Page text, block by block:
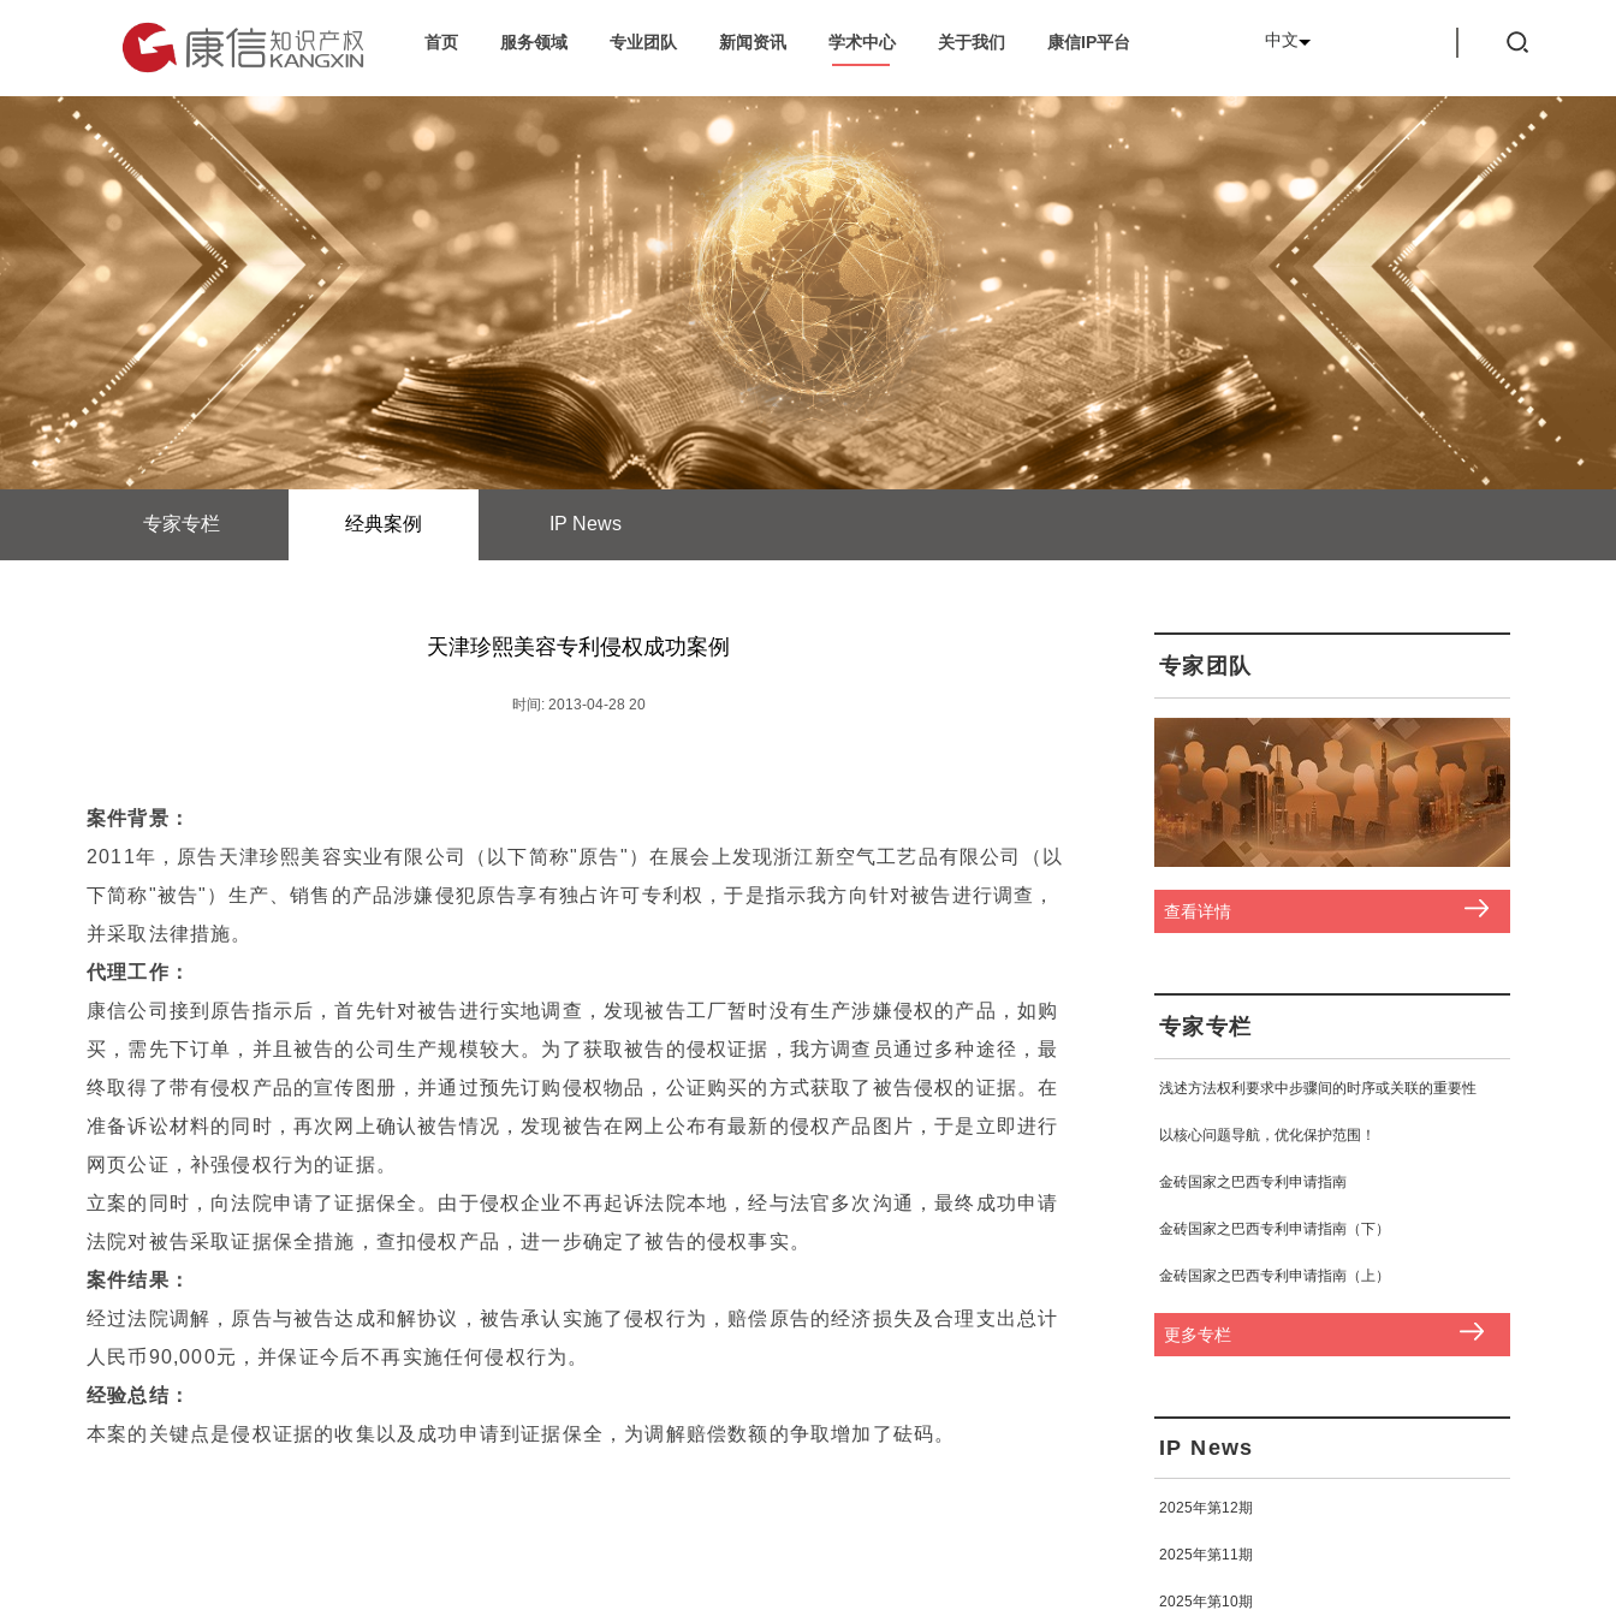
首页 服务领域 专业团队 新闻资讯 学术中心 关于我们 康信IP平台 中文
专家专栏 经典案例 IP News
天津珍熙美容专利侵权成功案例
时间: 2013-04-28 20
案件背景：
2011年，原告天津珍熙美容实业有限公司（以下简称"原告"）在展会上发现浙江新空气工艺品有限公司（以
下简称"被告"）生产、销售的产品涉嫌侵犯原告享有独占许可专利权，于是指示我方向针对被告进行调查，
并采取法律措施。
代理工作：
康信公司接到原告指示后，首先针对被告进行实地调查，发现被告工厂暂时没有生产涉嫌侵权的产品，如购
买，需先下订单，并且被告的公司生产规模较大。为了获取被告的侵权证据，我方调查员通过多种途径，最
终取得了带有侵权产品的宣传图册，并通过预先订购侵权物品，公证购买的方式获取了被告侵权的证据。在
准备诉讼材料的同时，再次网上确认被告情况，发现被告在网上公布有最新的侵权产品图片，于是立即进行
网页公证，补强侵权行为的证据。
立案的同时，向法院申请了证据保全。由于侵权企业不再起诉法院本地，经与法官多次沟通，最终成功申请
法院对被告采取证据保全措施，查扣侵权产品，进一步确定了被告的侵权事实。
案件结果：
经过法院调解，原告与被告达成和解协议，被告承认实施了侵权行为，赔偿原告的经济损失及合理支出总计
人民币90,000元，并保证今后不再实施任何侵权行为。
经验总结：
本案的关键点是侵权证据的收集以及成功申请到证据保全，为调解赔偿数额的争取增加了砝码。
专家团队
查看详情
专家专栏
浅述方法权利要求中步骤间的时序或关联的重要性
以核心问题导航，优化保护范围！
金砖国家之巴西专利申请指南
金砖国家之巴西专利申请指南（下）
金砖国家之巴西专利申请指南（上）
更多专栏
IP News
2025年第12期
2025年第11期
2025年第10期